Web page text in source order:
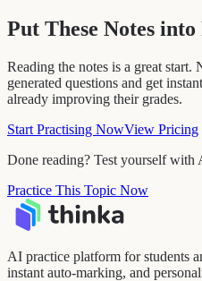
Put These Notes
Reading the notes is a great
generated questions and get
already improving their grades.
Start Practising NowView Pricing
Done reading? Test yourself with
Practice This Topic Now
AI practice platform for students
instant auto-marking, and